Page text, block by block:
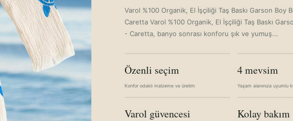
Varol %100 Organik, El İşçiliği Taş Baskı Garson Boy
Caretta Varol %100 Organik, El İşçiliği Taş Baskı
- Caretta, banyo sonrası konforu şık ve yumuş...
Özenli seçim
Konfor odaklı malzeme ve üretim
4 mevsim
Yaşam alanınıza uyumlu
Varol güvencesi Kolay bakım